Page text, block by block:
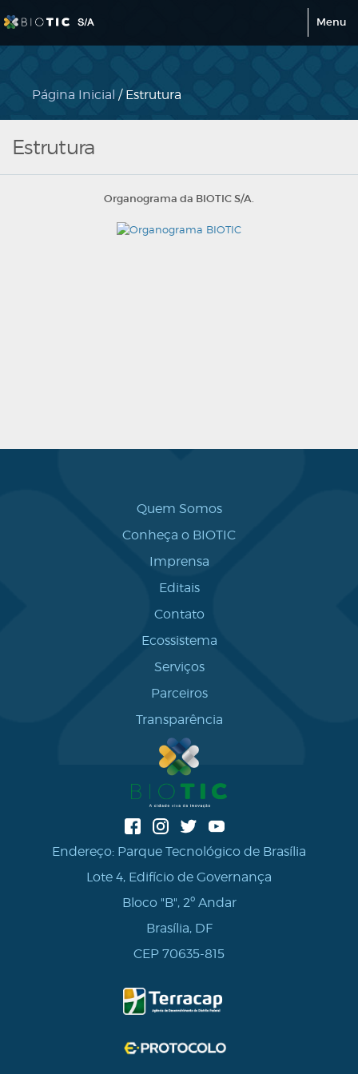
Menu
Página Inicial / Estrutura
Estrutura
Organograma da BIOTIC S/A.
Quem Somos
Conheça o BIOTIC
Imprensa
Editais
Contato
Ecossistema
Serviços
Parceiros
Transparência
Endereço: Parque Tecnológico de Brasília
Lote 4, Edifício de Governança
Bloco "B", 2º Andar
Brasília, DF
CEP 70635-815